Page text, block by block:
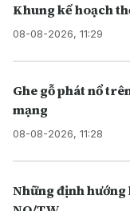
Khung kế hoạch
08-08-2026, 11:29
Ghe gỗ phát nổ
mạng
08-08-2026, 11:28
Những định